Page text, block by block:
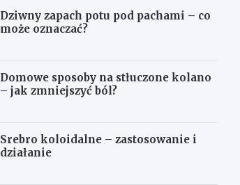
Dziwny zapach potu pod pachami – co
może oznaczać?
Domowe sposoby na stłuczone kolano
– jak zmniejszyć ból?
Srebro koloidalne – zastosowanie i
działanie